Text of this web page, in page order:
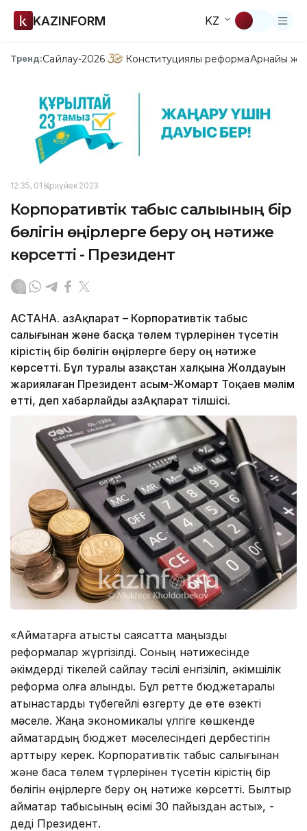
KAZINFORM KZ
Тренд:Сайлау-2026 Конституциялық реформаАрнайы
12:35, 01 Қыркүйек 2023
Корпоративтік табыс салығының бір
бөлігін өңірлерге беру оң нәтиже
көрсетті - Президент
АСТАНА. ҚазАқпарат – Корпоративтік табыс
салығынан және басқа төлем түрлерінен түсетін
кірістің бір бөлігін өңірлерге беру оң нәтиже
көрсетті. Бұл туралы Қазақстан халқына Жолдауын
жариялаған Президент Қасым-Жомарт Тоқаев мәлім
етті, деп хабарлайды ҚазАқпарат тілшісі.
«Аймақтарға қатысты саясатта маңызды
реформалар жүргізілді. Соның нәтижесінде
әкімдерді тікелей сайлау тәсілі енгізіліп, әкімшілік
реформа қолға алынды. Бұл ретте бюджетаралық
қатынастарды түбегейлі өзгерту де өте өзекті
мәселе. Жаңа экономикалық үлгіге көшкенде
аймақтардың бюджет мәселесіндегі дербестігін
арттыру керек. Корпоративтік табыс салығынан
және басқа төлем түрлерінен түсетін кірістің бір
бөлігін өңірлерге беру оң нәтиже көрсетті. Былтыр
аймақтар табысының өсімі 30 пайыздан асты», -
деді Президент.